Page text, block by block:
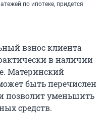
по ипотеке, придется
взнос клиента
в наличии
Материнский
быть перечислен
позволит уменьшить
средств.